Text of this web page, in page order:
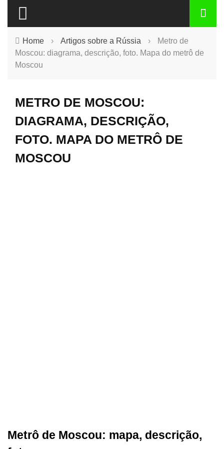
Home › Artigos sobre a Rússia ›
Metro de
Moscou: diagrama, descrição, foto. Mapa do metrô de
Moscou
METRO DE MOSCOU:
DIAGRAMA, DESCRIÇÃO,
FOTO. MAPA DO METRÔ DE
MOSCOU
Metrô de Moscou: mapa, descrição,